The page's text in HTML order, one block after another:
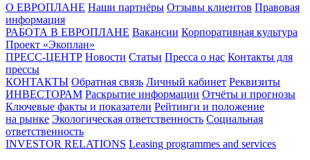
О ЕВРОПЛАНЕ Наши партнёры Отзывы клиентов Правовая
информация
РАБОТА В ЕВРОПЛАНЕ Вакансии Корпоративная культура
Проект «Экоплан»
ПРЕСС-ЦЕНТР Новости Статьи Пресса о нас Контакты для
прессы
КОНТАКТЫ Обратная связь Личный кабинет Реквизиты
ИНВЕСТОРАМ Раскрытие информации Отчёты и прогнозы
Ключевые факты и показатели Рейтинги и положение
на рынке Экологическая ответственность Социальная
ответственность
INVESTOR RELATIONS Leasing programmes and services